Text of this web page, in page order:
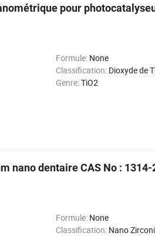
pour
Formule: None
Classification: Dioxyde de
Genre:TiO2
nano dentaire CAS No :
Formule: None
Classification: Nano